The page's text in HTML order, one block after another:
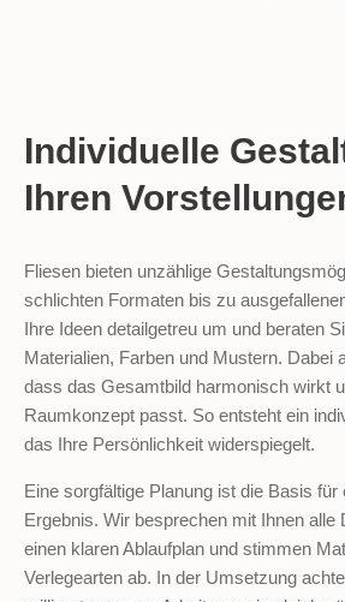
Individuelle
Ihren
Fliesen bieten unzählige
schlichten Formaten bis zu
Ihre Ideen detailgetreu um und beraten
Materialien, Farben und Mustern. Dabei
dass das Gesamtbild harmonisch wirkt
Raumkonzept passt. So entsteht ein
das Ihre Persönlichkeit widerspiegelt.
Eine sorgfältige Planung ist die Basis für
Ergebnis. Wir besprechen mit Ihnen alle
einen klaren Ablaufplan und stimmen
Verlegearten ab. In der Umsetzung